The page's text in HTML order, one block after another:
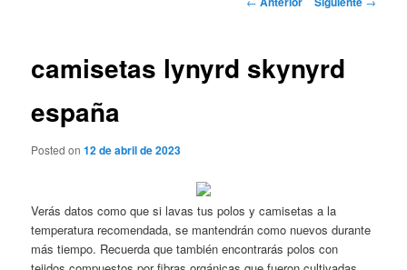
camisetas lynyrd skynyrd
españa
Posted on12 de abril de 2023
Verás datos como que si lavas tus polos y camisetas a la
temperatura recomendada, se mantendrán como nuevos durante
más tiempo. Recuerda que también encontrarás polos con